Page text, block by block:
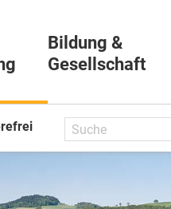
Bildung &
Gesellschaft